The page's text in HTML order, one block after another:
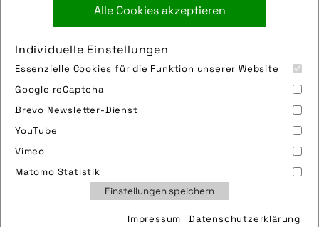
Alle Cookies akzeptieren
Individuelle Einstellungen
Essenzielle Cookies für die Funktion unserer Website
Google reCaptcha
Brevo Newsletter-Dienst
YouTube
Vimeo
Matomo Statistik
Einstellungen speichern
Impressum Datenschutzerklärung
Nutzungsbedingungen
Datenschutz
Cookies